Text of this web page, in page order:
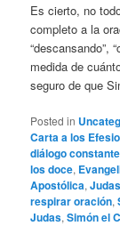
Es cierto, no
completo a la
“descansando”,
medida de
seguro de que
Posted in
Carta a los
diálogo constante
los doce,
Apostólica,
respirar oración,
Judas,Simón el